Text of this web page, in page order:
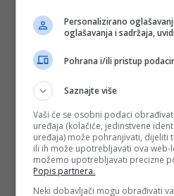
Damjan Ožegović
iz
Detektor pojašnjava kako je
koristi sve beneficije koje mu je
da su mu svi resursi podređeni.
- Ako govorim o konkretnom
da je ovdje riječ o zloupotrebi
da je zloupotreba djece
aktivnosti koje mogu biti
kazao je Ožegović.
Personalizirano
oglašavanja i sadržaja,
Pohrana i/ili pristup
Saznajte više
Vaši će se osobni podaci
uređaja (kolačiće, jedinstvene
uređaja) može pohranjivati, dijeliti
ili ih može upotrebljavati ova web-
možemo upotrebljavati precizne
Popis partnera.
Neki dobavljači mogu obrađivati